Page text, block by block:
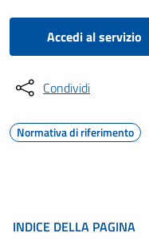
Accedi al servizio
Condividi
Normativa di riferimento
INDICE DELLA PAGINA